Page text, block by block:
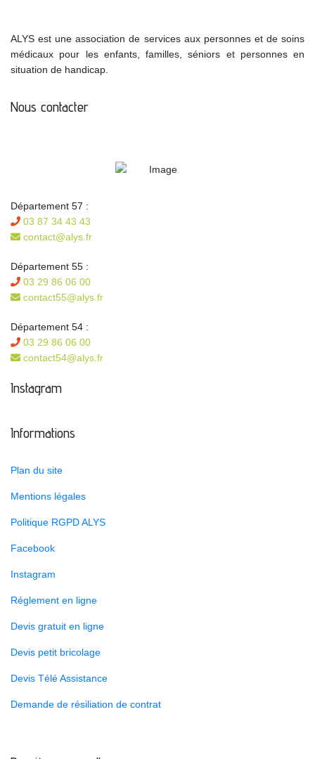
ALYS est une association de services aux personnes et de soins
médicaux pour les enfants, familles, séniors et personnes en
situation de handicap.
Nous contacter
Département 57 :
03 87 34 43 43
contact@alys.fr
Département 55 :
03 29 86 06 00
contact55@alys.fr
Département 54 :
03 29 86 06 00
contact54@alys.fr
Instagram
Informations
Plan du site
Mentions légales
Politique RGPD ALYS
Facebook
Instagram
Réglement en ligne
Devis gratuit en ligne
Devis petit bricolage
Devis Télé Assistance
Demande de résiliation de contrat